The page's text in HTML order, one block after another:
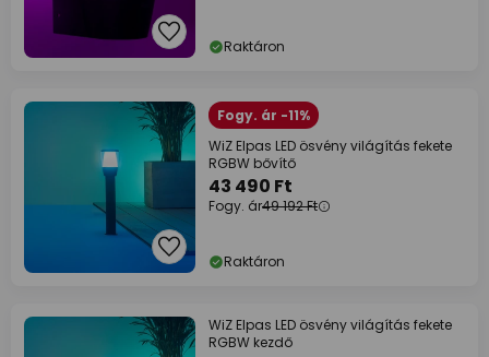
Raktáron
Fogy. ár -11%
WiZ Elpas LED ösvény világítás fekete
RGBW bővítő
43 490 Ft
Fogy. ár49 192 Ft
Raktáron
WiZ Elpas LED ösvény világítás fekete
RGBW kezdő